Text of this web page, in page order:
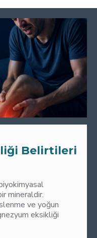
Belirtileri
mineraldir.
ve yoğun
eksikliği